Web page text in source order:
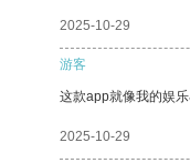
2025-10-29
游客
这款app就像我的娱
2025-10-29